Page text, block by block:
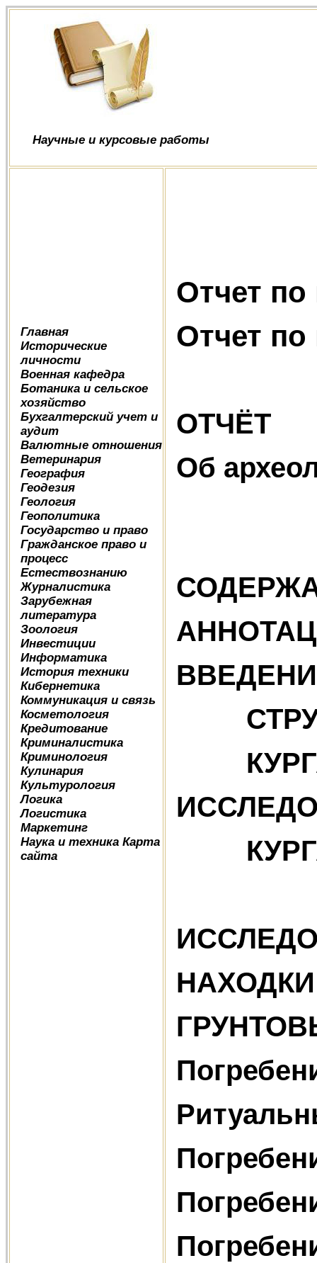
Научные и курсовые работы
Главная
Исторические
личности
Военная кафедра
Ботаника и сельское
хозяйство
Бухгалтерский учет и
аудит
Валютные отношения
Ветеринария
География
Геодезия
Геология
Геополитика
Государство и право
Гражданское право и
процесс
Естествознанию
Журналистика
Зарубежная
литература
Зоология
Инвестиции
Информатика
История техники
Кибернетика
Коммуникация и связь
Косметология
Кредитование
Криминалистика
Криминология
Кулинария
Культурология
Логика
Логистика
Маркетинг
Наука и техника Карта
сайта
Отчет по
Отчет по
ОТЧЁТ
Об